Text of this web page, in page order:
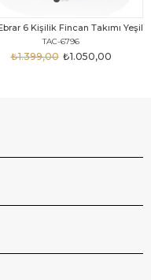
6 Kişilik Fincan Takımı Yeşil
TAC-6796
₺1.050,00
₺1.399,00